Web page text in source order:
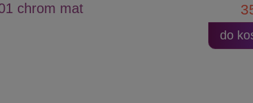
chrom mat
do